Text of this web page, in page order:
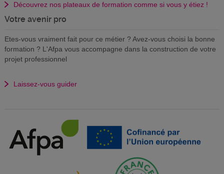
Découvrez nos plateaux de formation comme si vous y étiez !
Votre avenir pro
Etes-vous vraiment fait pour ce métier ? Avez-vous choisi la bonne
formation ? L'Afpa vous accompagne dans la construction de votre
projet professionnel
Laissez-vous guider